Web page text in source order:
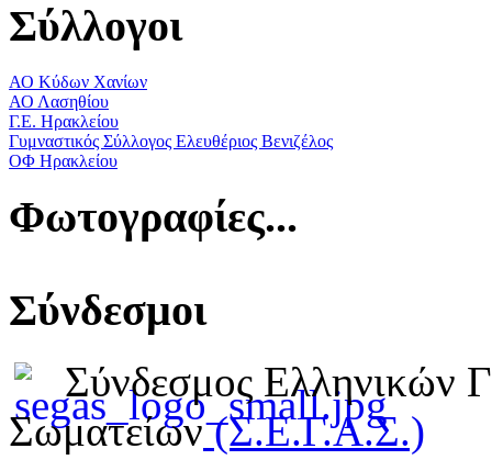
Σύλλογοι
ΑΟ Κύδων Χανίων
ΑΟ Λασηθίου
Γ.Ε. Ηρακλείου
Γυμναστικός Σύλλογος Ελευθέριος Βενιζέλος
ΟΦ Ηρακλείου
Φωτογραφίες...
Σύνδεσμοι
Σύνδεσμος Ελληνικών
Σωματείων (Σ.Ε.Γ.Α.Σ.)